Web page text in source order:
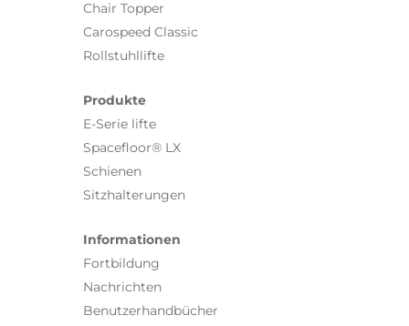
Chair Topper
Carospeed Classic
Rollstuhllifte
Produkte
E-Serie lifte
Spacefloor® LX
Schienen
Sitzhalterungen
Informationen
Fortbildung
Nachrichten
Benutzerhandbücher